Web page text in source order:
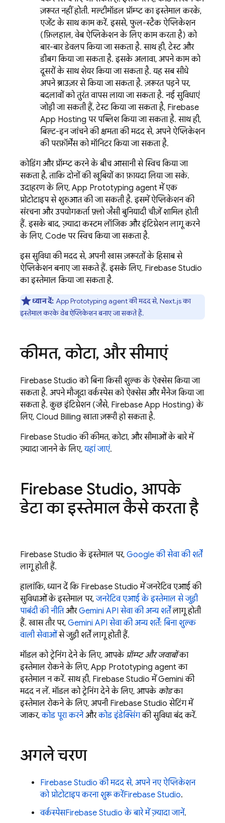
ज़रूरत नहीं होती. मल्टीमॉडल प्रॉम्प्ट का इस्तेमाल करके,
एजेंट के साथ काम करें. इससे, फुल-स्टैक ऐप्लिकेशन
(फ़िलहाल, वेब ऐप्लिकेशन के लिए काम करता है) को
बार-बार डेवलप किया जा सकता है. साथ ही, टेस्ट और
डीबग किया जा सकता है. इसके अलावा, अपने काम को
दूसरों के साथ शेयर किया जा सकता है. यह सब सीधे
अपने ब्राउज़र से किया जा सकता है. ज़रूरत पड़ने पर,
बदलावों को तुरंत वापस लाया जा सकता है. नई सुविधाएं
जोड़ी जा सकती हैं, टेस्ट किया जा सकता है, Firebase
App Hosting पर पब्लिश किया जा सकता है. साथ ही,
बिल्ट-इन जांचने की क्षमता की मदद से, अपने ऐप्लिकेशन
की परफ़ॉर्मेंस को मॉनिटर किया जा सकता है.
कोडिंग और प्रॉम्प्ट करने के बीच आसानी से स्विच किया जा
सकता है, ताकि दोनों की खूबियों का फ़ायदा लिया जा सके.
उदाहरण के लिए, App Prototyping agentमें एक
प्रोटोटाइप से शुरुआत की जा सकती है. इसमें ऐप्लिकेशन की
संरचना और उपयोगकर्ता फ़्लो जैसी बुनियादी चीज़ें शामिल होती
हैं. इसके बाद, ज़्यादा कस्टम लॉजिक और इंटिग्रेशन लागू करने
के लिए, Code पर स्विच किया जा सकता है.
इस सुविधा की मदद से, अपनी खास ज़रूरतों के हिसाब से
ऐप्लिकेशन बनाए जा सकते हैं. इसके लिए, Firebase Studio
का इस्तेमाल किया जा सकता है.
ध्यान दें: App Prototyping agentकी मदद से, Next.js का
इस्तेमाल करके वेब ऐप्लिकेशन बनाए जा सकते हैं.
कीमत,कोटा, और सीमाएं
Firebase Studio को बिना किसी शुल्क के ऐक्सेस किया जा
सकता है. अपने मौजूदा वर्कस्पेस को ऐक्सेस और मैनेज किया जा
सकता है. कुछ इंटिग्रेशन (जैसे, Firebase App Hosting) के
लिए, Cloud Billing खाता ज़रूरी हो सकता है.
Firebase Studio की कीमत, कोटा, और सीमाओं के बारे में
ज़्यादा जानने के लिए,यहां जाएं.
Firebase Studio, आपके
डेटा का इस्तेमाल कैसे करता है
Firebase Studio के इस्तेमाल पर, Google की सेवा की शर्तें
लागू होती हैं.
हालांकि, ध्यान दें कि Firebase Studio में जनरेटिव एआई की
सुविधाओं के इस्तेमाल पर,जनरेटिव एआई के इस्तेमाल से जुड़ी
पाबंदी की नीतिऔरGemini API सेवा की अन्य शर्तेंलागू होती
हैं. खास तौर पर, Gemini API सेवा की अन्य शर्तें: बिना शुल्क
वाली सेवाओंसे जुड़ी शर्तें लागू होती हैं.
मॉडल को ट्रेनिंग देने के लिए, आपके प्रॉम्प्ट और जवाबोंका
इस्तेमाल रोकने के लिए, App Prototyping agentका
इस्तेमाल न करें. साथ ही, Firebase Studio मेंGemini की
मदद न लें. मॉडल को ट्रेनिंग देने के लिए, आपके कोडका
इस्तेमाल रोकने के लिए, अपनी Firebase Studio सेटिंग में
जाकर,कोड पूरा करनेऔरकोड इंडेक्सिंगकी सुविधा बंद करें.
अगले चरण
Firebase Studio की मदद से, अपने नए ऐप्लिकेशन
को प्रोटोटाइप करना शुरू करेंFirebase Studio.
वर्कस्पेसFirebase Studio के बारे में ज़्यादा जानें.